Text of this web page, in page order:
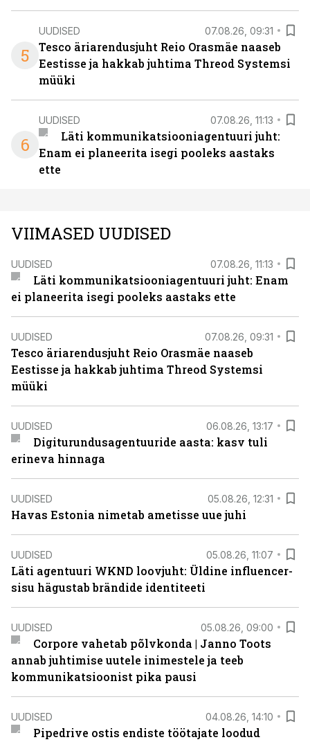
5
UUDISED 07.08.26, 09:31
Tesco äriarendusjuht Reio Orasmäe naaseb
Eestisse ja hakkab juhtima Threod Systemsi
müüki
6
UUDISED 07.08.26, 11:13
Läti kommunikatsiooniagentuuri juht:
Enam ei planeerita isegi pooleks aastaks
ette
VIIMASED UUDISED
UUDISED 07.08.26, 11:13
Läti kommunikatsiooniagentuuri juht: Enam
ei planeerita isegi pooleks aastaks ette
UUDISED 07.08.26, 09:31
Tesco äriarendusjuht Reio Orasmäe naaseb
Eestisse ja hakkab juhtima Threod Systemsi
müüki
UUDISED 06.08.26, 13:17
Digiturundusagentuuride aasta: kasv tuli
erineva hinnaga
UUDISED 05.08.26, 12:31
Havas Estonia nimetab ametisse uue juhi
UUDISED 05.08.26, 11:07
Läti agentuuri WKND loovjuht: Üldine influencer-
sisu hägustab brändide identiteeti
UUDISED 05.08.26, 09:00
Corpore vahetab põlvkonda | Janno Toots
annab juhtimise uutele inimestele ja teeb
kommunikatsioonist pika pausi
UUDISED 04.08.26, 14:10
Pipedrive ostis endiste töötajate loodud